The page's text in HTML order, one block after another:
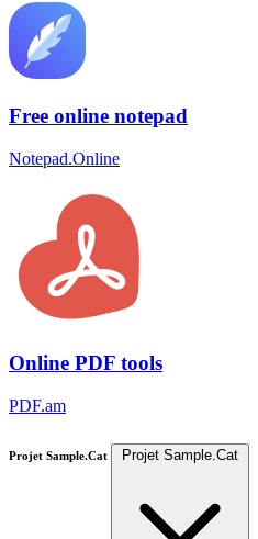
Free online notepad
Notepad.Online
Online PDF tools
PDF.am
Projet Sample.Cat Projet Sample.Cat